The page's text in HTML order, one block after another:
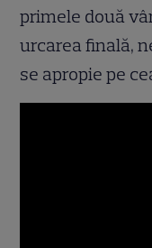
primele două
urcarea finală,
se apropie pe